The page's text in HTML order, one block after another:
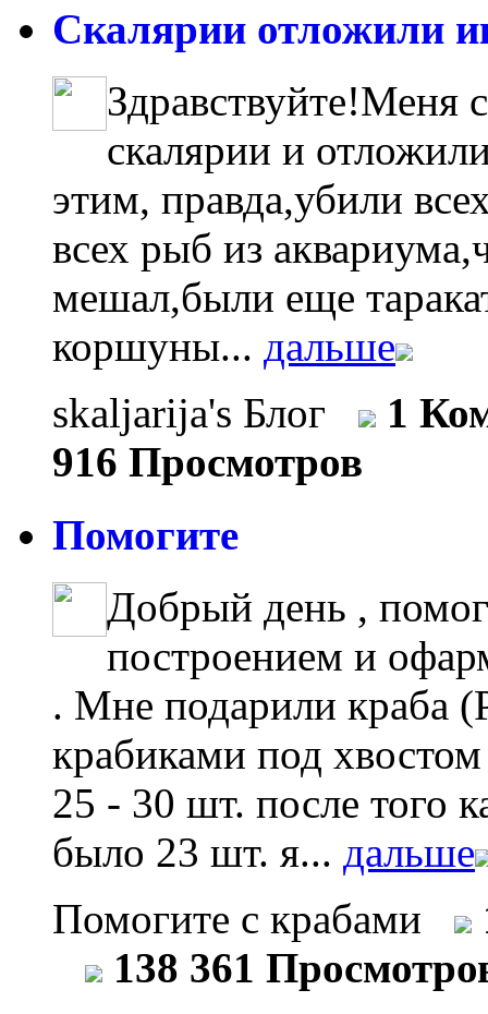
Скалярии отложили
Здравствуйте!Меня
скалярии и
этим, правда,убили
всех рыб из
мешал,были еще
коршуны... дальше
skaljarija's Блог
1
916 Просмотров
Помогите
Добрый день ,
построением и
. Мне подарили краба
крабиками под
25 - 30 шт. после того
было 23 шт. я... дальше
Помогите с крабами
138 361